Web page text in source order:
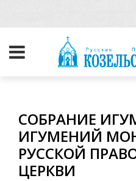
CОБРАНИЕ
ИГУМЕНИЙ
РУССКОЙ
ЦЕРКВИ